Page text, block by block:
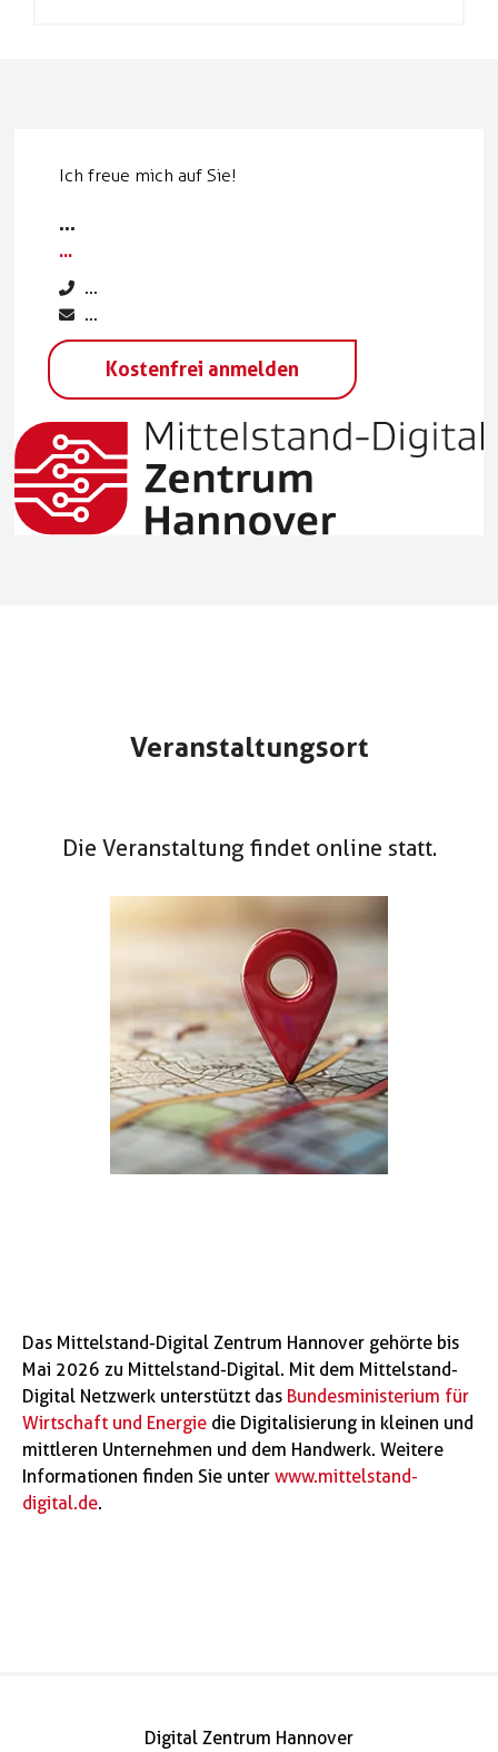
Ich freue mich auf Sie!
...
...
...
...
Kostenfrei anmelden
Veranstaltungsort
Die Veranstaltung findet online statt.
Das Mittelstand-Digital Zentrum Hannover gehörte bis
Mai 2026 zu Mittelstand-Digital. Mit dem Mittelstand-
Digital Netzwerk unterstützt das Bundesministerium für
Wirtschaft und Energie die Digitalisierung in kleinen und
mittleren Unternehmen und dem Handwerk. Weitere
Informationen finden Sie unter www.mittelstand-
digital.de.
Digital Zentrum Hannover